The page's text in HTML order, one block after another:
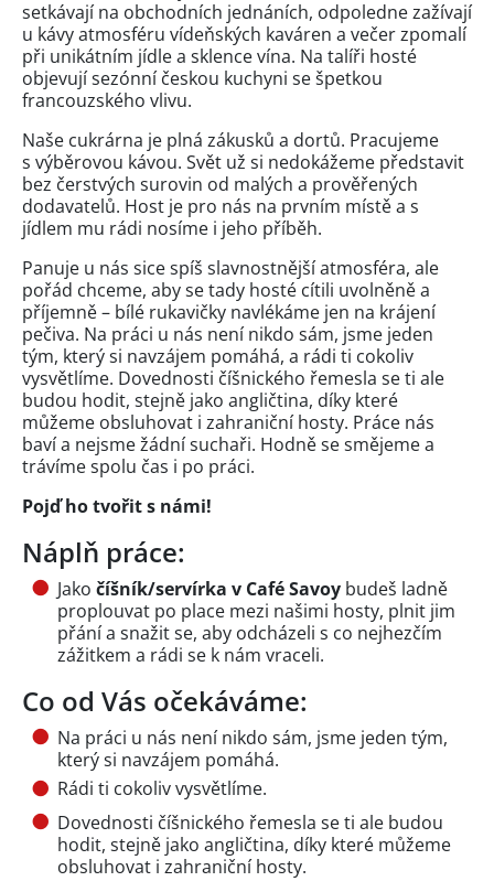
setkávají na obchodních jednáních, odpoledne zažívají
u kávy atmosféru vídeňských kaváren a večer zpomalí
při unikátním jídle a sklence vína. Na talíři hosté
objevují sezónní českou kuchyni se špetkou
francouzského vlivu.
Naše cukrárna je plná zákusků a dortů. Pracujeme
s výběrovou kávou. Svět už si nedokážeme představit
bez čerstvých surovin od malých a prověřených
dodavatelů. Host je pro nás na prvním místě a s
jídlem mu rádi nosíme i jeho příběh.
Panuje u nás sice spíš slavnostnější atmosféra, ale
pořád chceme, aby se tady hosté cítili uvolněně a
příjemně – bílé rukavičky navlékáme jen na krájení
pečiva. Na práci u nás není nikdo sám, jsme jeden
tým, který si navzájem pomáhá, a rádi ti cokoliv
vysvětlíme. Dovednosti číšnického řemesla se ti ale
budou hodit, stejně jako angličtina, díky které
můžeme obsluhovat i zahraniční hosty. Práce nás
baví a nejsme žádní suchaři. Hodně se smějeme a
trávíme spolu čas i po práci.
Pojď ho tvořit s námi!
Náplň práce:
Jako číšník/servírka v Café Savoy budeš ladně
proplouvat po place mezi našimi hosty, plnit jim
přání a snažit se, aby odcházeli s co nejhezčím
zážitkem a rádi se k nám vraceli.
Co od Vás očekáváme:
Na práci u nás není nikdo sám, jsme jeden tým,
který si navzájem pomáhá.
Rádi ti cokoliv vysvětlíme.
Dovednosti číšnického řemesla se ti ale budou
hodit, stejně jako angličtina, díky které můžeme
obsluhovat i zahraniční hosty.